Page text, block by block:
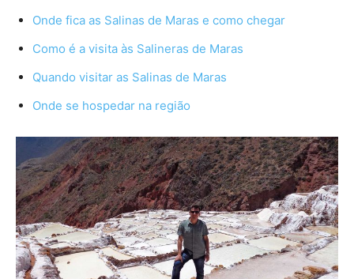
Onde fica as Salinas de Maras e como chegar
Como é a visita às Salineras de Maras
Quando visitar as Salinas de Maras
Onde se hospedar na região